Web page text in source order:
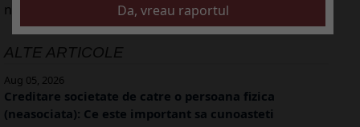
ALTE ARTICOLE
Aug 05, 2026
Creditare societate de catre o persoana fizica
(neasociata): Ce este important sa cunoasteti